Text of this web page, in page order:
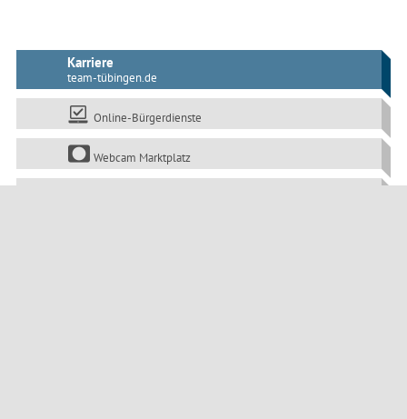
Karriere
team-tübingen.de
Online-Bürgerdienste
Webcam Marktplatz